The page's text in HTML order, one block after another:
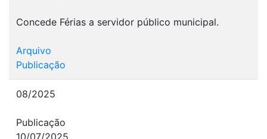
Concede Férias a servidor público municipal.
Arquivo
Publicação
08/2025
Publicação
10/07/2025